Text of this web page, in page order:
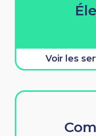
Voir les